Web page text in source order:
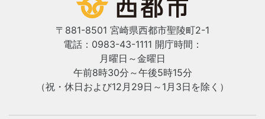
〒881-8501 宮崎県西都市聖陵町2-1
電話：0983-43-1111 開庁時間：
月曜日～金曜日
午前8時30分～午後5時15分
（祝・休日および12月29日～1月3日を除く）